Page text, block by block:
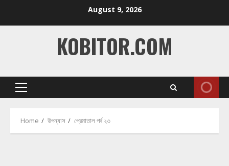
August 9, 2026
KOBITOR.COM
Primary
Home উপন্যাস প্রেমাতাল পর্ব ২৩